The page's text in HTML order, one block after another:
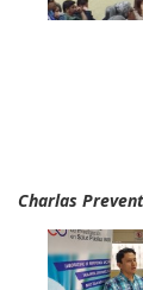
Charlas